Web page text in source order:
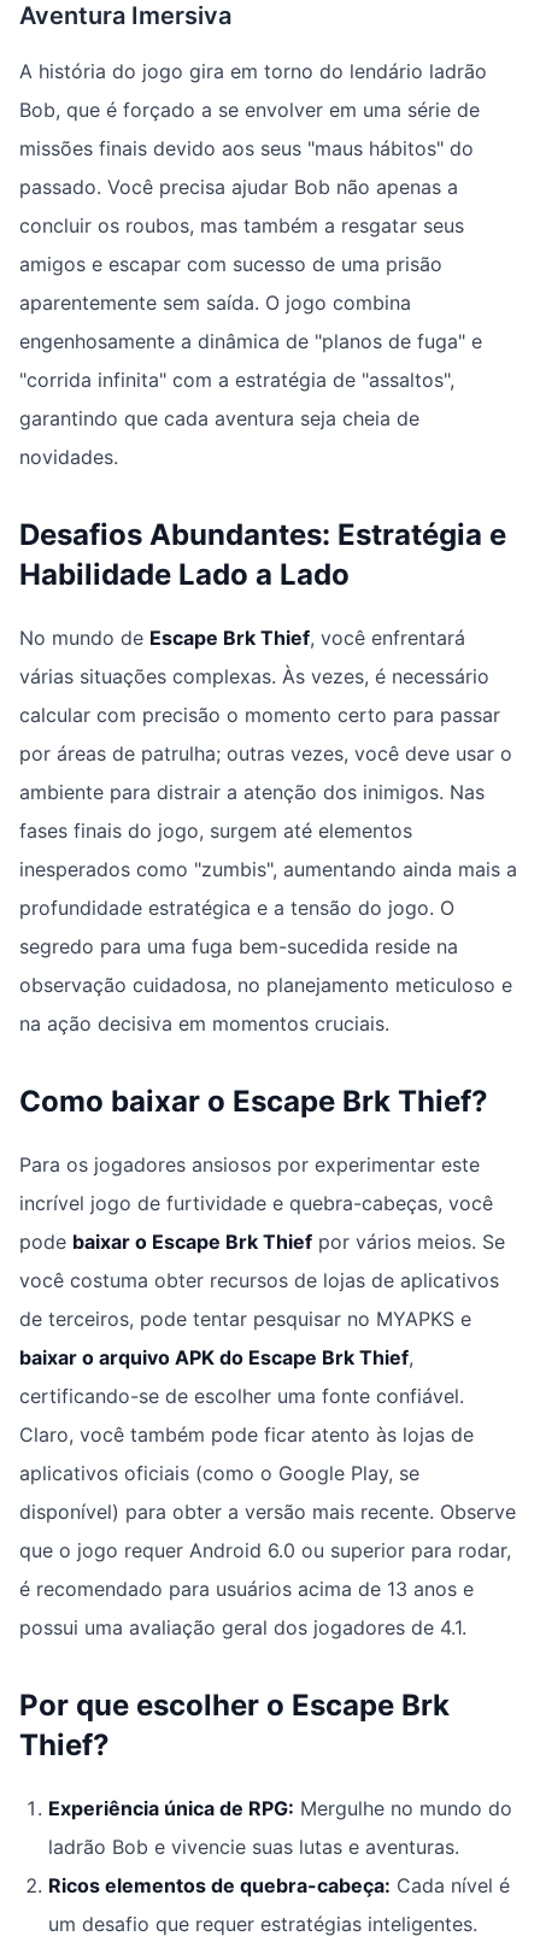
Aventura Imersiva
A história do jogo gira em torno do lendário ladrão
Bob, que é forçado a se envolver em uma série de
missões finais devido aos seus "maus hábitos" do
passado. Você precisa ajudar Bob não apenas a
concluir os roubos, mas também a resgatar seus
amigos e escapar com sucesso de uma prisão
aparentemente sem saída. O jogo combina
engenhosamente a dinâmica de "planos de fuga" e
"corrida infinita" com a estratégia de "assaltos",
garantindo que cada aventura seja cheia de
novidades.
Desafios Abundantes: Estratégia e
Habilidade Lado a Lado
No mundo de Escape Brk Thief, você enfrentará
várias situações complexas. Às vezes, é necessário
calcular com precisão o momento certo para passar
por áreas de patrulha; outras vezes, você deve usar o
ambiente para distrair a atenção dos inimigos. Nas
fases finais do jogo, surgem até elementos
inesperados como "zumbis", aumentando ainda mais a
profundidade estratégica e a tensão do jogo. O
segredo para uma fuga bem-sucedida reside na
observação cuidadosa, no planejamento meticuloso e
na ação decisiva em momentos cruciais.
Como baixar o Escape Brk Thief?
Para os jogadores ansiosos por experimentar este
incrível jogo de furtividade e quebra-cabeças, você
pode baixar o Escape Brk Thief por vários meios. Se
você costuma obter recursos de lojas de aplicativos
de terceiros, pode tentar pesquisar no MYAPKS e
baixar o arquivo APK do Escape Brk Thief,
certificando-se de escolher uma fonte confiável.
Claro, você também pode ficar atento às lojas de
aplicativos oficiais (como o Google Play, se
disponível) para obter a versão mais recente. Observe
que o jogo requer Android 6.0 ou superior para rodar,
é recomendado para usuários acima de 13 anos e
possui uma avaliação geral dos jogadores de 4.1.
Por que escolher o Escape Brk
Thief?
Experiência única de RPG: Mergulhe no mundo do
ladrão Bob e vivencie suas lutas e aventuras.
Ricos elementos de quebra-cabeça: Cada nível é
um desafio que requer estratégias inteligentes.